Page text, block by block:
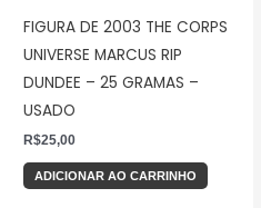
FIGURA DE 2003 THE CORPS
UNIVERSE MARCUS RIP
DUNDEE – 25 GRAMAS –
USADO
R$25,00
ADICIONAR AO CARRINHO